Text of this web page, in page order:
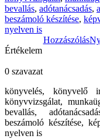
bevallás, adótanácsadás,
beszámoló készítése,
nyelven is
Hozzászólás
Értékelem
0 szavazat
könyvelés, könyvelő
könyvvizsgálat,
bevallás,
beszámoló készítése,
nyelven is